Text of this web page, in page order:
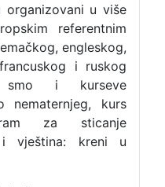
u više
referentnim
engleskog,
i ruskog
smo i kurseve
nematernjeg, kurs
za sticanje
i vještina: kreni u